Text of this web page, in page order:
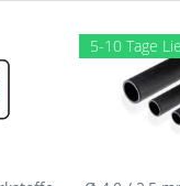
5-10 Tage